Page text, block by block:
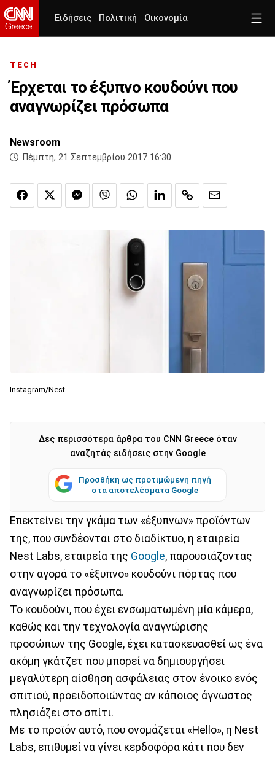
Ειδήσεις Πολιτική Οικονομία
TECH
Έρχεται το έξυπνο κουδούνι που
αναγνωρίζει πρόσωπα
Newsroom
Πέμπτη, 21 Σεπτεμβρίου 2017 16:30
Instagram/Nest
Δες περισσότερα άρθρα του CNN Greece όταν
αναζητάς ειδήσεις στην Google
Προσθήκη ως προτιμώμενη πηγή
στα αποτελέσματα Google
Επεκτείνει την γκάμα των «έξυπνων» προϊόντων
της, που συνδέονται στο διαδίκτυο, η εταιρεία
Nest Labs, εταιρεία της Google, παρουσιάζοντας
στην αγορά το «έξυπνο» κουδούνι πόρτας που
αναγνωρίζει πρόσωπα.
Το κουδούνι, που έχει ενσωματωμένη μία κάμερα,
καθώς και την τεχνολογία αναγνώρισης
προσώπων της Google, έχει κατασκευασθεί ως ένα
ακόμη γκάτζετ που μπορεί να δημιουργήσει
μεγαλύτερη αίσθηση ασφάλειας στον ένοικο ενός
σπιτιού, προειδοποιώντας αν κάποιος άγνωστος
πλησιάζει στο σπίτι.
Με το προϊόν αυτό, που ονομάζεται «Hello», η Nest
Labs, επιθυμεί να γίνει κερδοφόρα κάτι που δεν